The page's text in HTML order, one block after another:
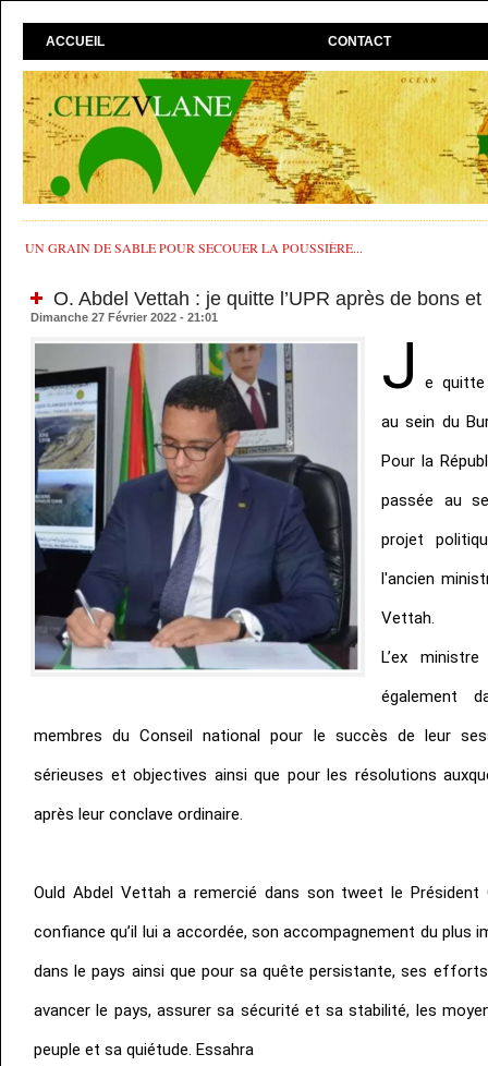
ACCUEIL CONTACT
UN GRAIN DE SABLE POUR SECOUER LA POUSSIÈRE...
O. Abdel Vettah : je quitte l’UPR après de bons
Dimanche 27 Février 2022 - 21:01
J
e quitte
au sein du
Pour la
passée au
projet
l'ancien
Vettah.
L’ex
également
membres du Conseil national pour le succès de leur
sérieuses et objectives ainsi que pour les résolutions
après leur conclave ordinaire.
Ould Abdel Vettah a remercié dans son tweet le Président
confiance qu’il lui a accordée, son accompagnement du plus
dans le pays ainsi que pour sa quête persistante, ses
avancer le pays, assurer sa sécurité et sa stabilité, les
peuple et sa quiétude. Essahra